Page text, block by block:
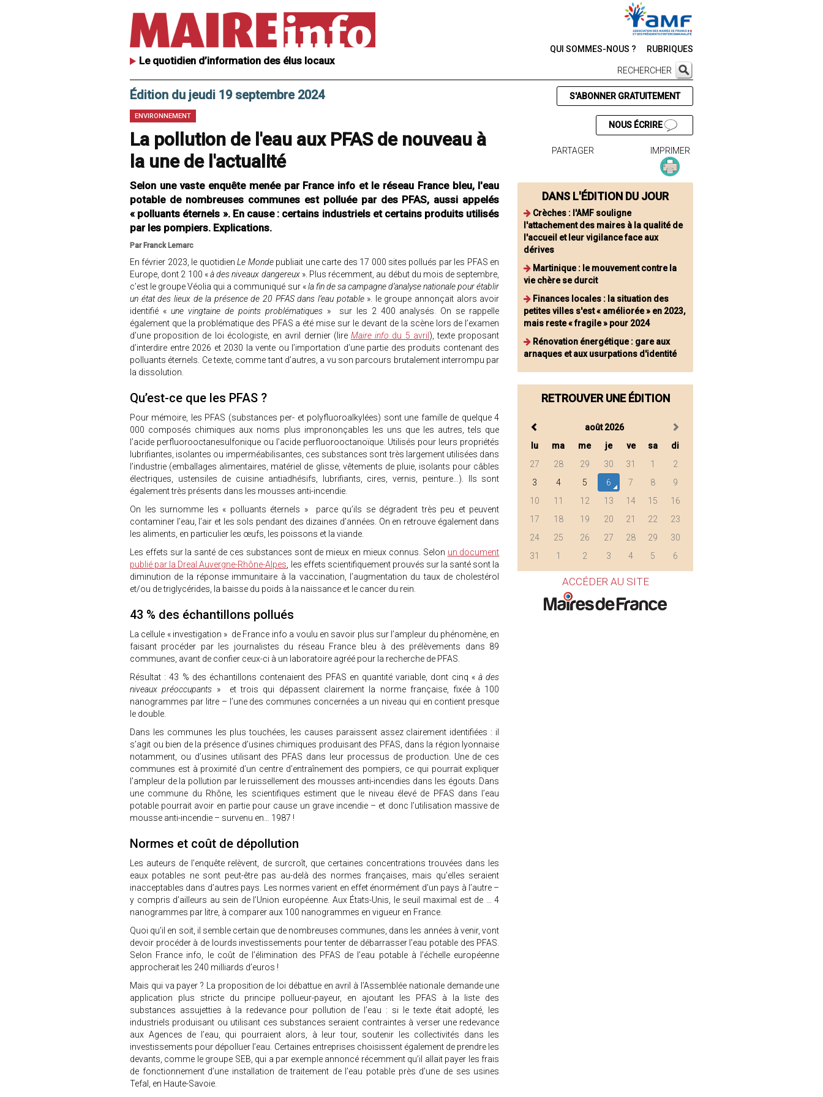
Le quotidien d’information des élus locaux
QUI SOMMES-NOUS ? RUBRIQUES
RECHERCHER
Édition du jeudi 19 septembre 2024
ENVIRONNEMENT
La pollution de l'eau aux PFAS de nouveau à
la une de l'actualité
Selon une vaste enquête menée par France info et le réseau France bleu, l'eau
potable de nombreuses communes est polluée par des PFAS, aussi appelés
« polluants éternels ». En cause : certains industriels et certains produits utilisés
par les pompiers. Explications.
Par Franck Lemarc
En février 2023, le quotidien Le Mondepubliait une carte des 17 000 sites pollués par les PFAS en
Europe, dont 2 100 «à des niveaux dangereux ». Plus récemment, au début du mois de septembre,
c’est le groupe Véolia qui a communiqué sur «la fin de sa campagne d’analyse nationale pour établir
un état des lieux de la présence de 20 PFAS dans l’eau potable». le groupe annonçait alors avoir
identifié «une vingtaine de points problématiques» sur les 2 400 analysés. On se rappelle
également que la problématique des PFAS a été mise sur le devant de la scène lors de l’examen
d’une proposition de loi écologiste, en avril dernier (lire Maire info du 5 avril ), texte proposant
d’interdire entre 2026 et 2030 la vente ou l’importation d’une partie des produits contenant des
polluants éternels. Ce texte, comme tant d’autres, a vu son parcours brutalement interrompu par
la dissolution.
Qu’est-ce que les PFAS ?
Pour mémoire, les PFAS (substances per- et polyfluoroalkylées) sont une famille de quelque 4
000 composés chimiques aux noms plus imprononçables les uns que les autres, tels que
l’acide perfluorooctanesulfonique ou l’acide perfluorooctanoïque. Utilisés pour leurs propriétés
lubrifiantes, isolantes ou imperméabilisantes, ces substances sont très largement utilisées dans
l’industrie (emballages alimentaires, matériel de glisse, vêtements de pluie, isolants pour câbles
électriques, ustensiles de cuisine antiadhésifs, lubrifiants, cires, vernis, peinture…). Ils sont
également très présents dans les mousses anti-incendie.
On les surnomme les « polluants éternels » parce qu’ils se dégradent très peu et peuvent
contaminer l’eau, l’air et les sols pendant des dizaines d’années. On en retrouve également dans
les aliments, en particulier les œufs, les poissons et la viande.
Les effets sur la santé de ces substances sont de mieux en mieux connus. Selon un document
publié par la Dreal Auvergne-Rhône-Alpes , les effets scientifiquement prouvés sur la santé sont la
diminution de la réponse immunitaire à la vaccination, l’augmentation du taux de cholestérol
et/ou de triglycérides, la baisse du poids à la naissance et le cancer du rein.
43 % des échantillons pollués
La cellule « investigation » de France info a voulu en savoir plus sur l’ampleur du phénomène, en
faisant procéder par les journalistes du réseau France bleu à des prélèvements dans 89
communes, avant de confier ceux-ci à un laboratoire agréé pour la recherche de PFAS.
Résultat : 43 % des échantillons contenaient des PFAS en quantité variable, dont cinq «à des
niveaux préoccupants » et trois qui dépassent clairement la norme française, fixée à 100
nanogrammes par litre – l’une des communes concernées a un niveau qui en contient presque
le double.
Dans les communes les plus touchées, les causes paraissent assez clairement identifiées : il
s’agit ou bien de la présence d’usines chimiques produisant des PFAS, dans la région lyonnaise
notamment, ou d’usines utilisant des PFAS dans leur processus de production. Une de ces
communes est à proximité d’un centre d’entraînement des pompiers, ce qui pourrait expliquer
l’ampleur de la pollution par le ruissellement des mousses anti-incendies dans les égouts. Dans
une commune du Rhône, les scientifiques estiment que le niveau élevé de PFAS dans l’eau
potable pourrait avoir en partie pour cause un grave incendie – et donc l’utilisation massive de
mousse anti-incendie – survenu en… 1987 !
Normes et coût de dépollution
Les auteurs de l’enquête relèvent, de surcroît, que certaines concentrations trouvées dans les
eaux potables ne sont peut-être pas au-delà des normes françaises, mais qu’elles seraient
inacceptables dans d’autres pays. Les normes varient en effet énormément d’un pays à l’autre –
y compris d’ailleurs au sein de l’Union européenne. Aux États-Unis, le seuil maximal est de … 4
nanogrammes par litre, à comparer aux 100 nanogrammes en vigueur en France.
Quoi qu’il en soit, il semble certain que de nombreuses communes, dans les années à venir, vont
devoir procéder à de lourds investissements pour tenter de débarrasser l’eau potable des PFAS.
Selon France info, le coût de l’élimination des PFAS de l’eau potable à l’échelle européenne
approcherait les 240 milliards d’euros !
Mais qui va payer ? La proposition de loi débattue en avril à l’Assemblée nationale demande une
application plus stricte du principe pollueur-payeur, en ajoutant les PFAS à la liste des
substances assujetties à la redevance pour pollution de l’eau : si le texte était adopté, les
industriels produisant ou utilisant ces substances seraient contraintes à verser une redevance
aux Agences de l’eau, qui pourraient alors, à leur tour, soutenir les collectivités dans les
investissements pour dépolluer l’eau. Certaines entreprises choisissent également de prendre les
devants, comme le groupe SEB, qui a par exemple annoncé récemment qu’il allait payer les frais
de fonctionnement d’une installation de traitement de l’eau potable près d’une de ses usines
Tefal, en Haute-Savoie.
S'ABONNER GRATUITEMENT
NOUS ÉCRIRE
PARTAGER IMPRIMER
DANS L'ÉDITION DU JOUR
Crèches : l'AMF souligne
l'attachement des maires à la qualité de
l'accueil et leur vigilance face aux
dérives
Martinique : le mouvement contre la
vie chère se durcit
Finances locales : la situation des
petites villes s'est « améliorée » en 2023,
mais reste « fragile » pour 2024
Rénovation énergétique : gare aux
arnaques et aux usurpations d'identité
RETROUVER UNE ÉDITION
août 2026
lu
ma me je ve sa
di
27
28 29 30 31 1
2
3
4 5 6 7 8
9
10
11 12 13 14 15
16
17
18 19 20 21 22
23
24
25 26 27 28 29
30
31
1 2 3 4 5 6
ACCÉDER AU SITE